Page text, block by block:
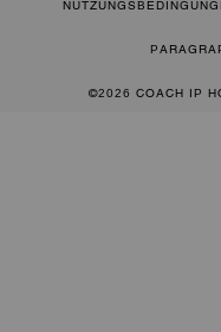
©2026 COACH IP